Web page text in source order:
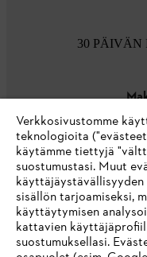
30 PÄIVÄN
Yritys
Verkkosivustomme
teknologioita
käytämme tiettyjä
suostumustasi. Muut
sisällön tarjoamiseksi,
käyttäytymisen
kattavien
suostumuksellasi.